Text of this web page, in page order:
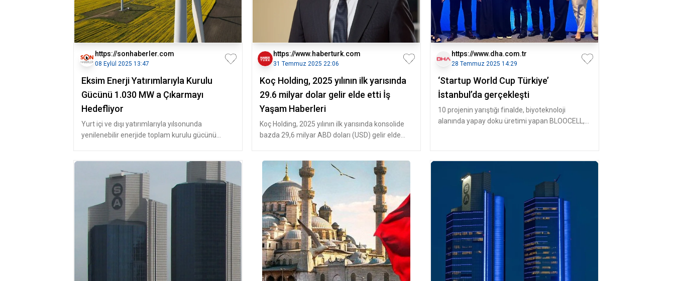
https://sonhaberler.com
08 Eylül 2025 13:47
Eksim Enerji Yatırımlarıyla Kurulu
Gücünü 1.030 MW a Çıkarmayı
Hedefliyor
Yurt içi ve dışı yatırımlarıyla yılsonunda
yenilenebilir enerjide toplam kurulu gücünü
https://www.haberturk.com
31 Temmuz 2025 22:06
Koç Holding, 2025 yılının ilk yarısında
29.6 milyar dolar gelir elde etti İş
Yaşam Haberleri
Koç Holding, 2025 yılının ilk yarısında konsolide
bazda 29,6 milyar ABD doları (USD) gelir elde
https://www.dha.com.tr
28 Temmuz 2025 14:29
‘Startup World Cup Türkiye’
İstanbul’da gerçekleşti
10 projenin yarıştığı finalde, biyoteknoloji
alanında yapay doku üretimi yapan BLOOCELL,